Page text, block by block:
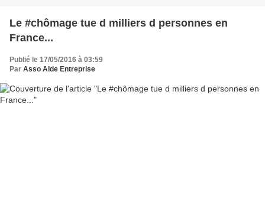
Le #chômage tue d milliers d personnes en
France...
Publié le 17/05/2016 à 03:59
Par Asso Aide Entreprise